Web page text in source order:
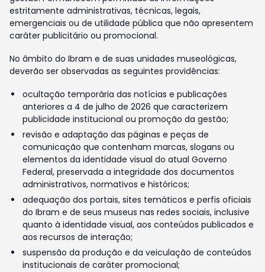
estritamente administrativas, técnicas, legais,
emergenciais ou de utilidade pública que não apresentem
caráter publicitário ou promocional.
No âmbito do Ibram e de suas unidades museológicas,
deverão ser observadas as seguintes providências:
ocultação temporária das notícias e publicações
anteriores a 4 de julho de 2026 que caracterizem
publicidade institucional ou promoção da gestão;
revisão e adaptação das páginas e peças de
comunicação que contenham marcas, slogans ou
elementos da identidade visual do atual Governo
Federal, preservada a integridade dos documentos
administrativos, normativos e históricos;
adequação dos portais, sites temáticos e perfis oficiais
do Ibram e de seus museus nas redes sociais, inclusive
quanto à identidade visual, aos conteúdos publicados e
aos recursos de interação;
suspensão da produção e da veiculação de conteúdos
institucionais de caráter promocional;